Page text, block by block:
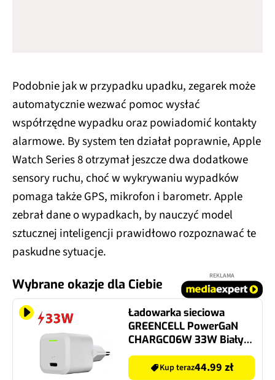
Podobnie jak w przypadku upadku, zegarek może
automatycznie wezwać pomoc wysłać
współrzędne wypadku oraz powiadomić kontakty
alarmowe. By system ten działał poprawnie, Apple
Watch Series 8 otrzymał jeszcze dwa dodatkowe
sensory ruchu, choć w wykrywaniu wypadków
pomaga także GPS, mikrofon i barometr. Apple
zebrał dane o wypadkach, by nauczyć model
sztucznej inteligencji prawidłowo rozpoznawać te
paskudne sytuacje.
Wybrane okazje dla Ciebie
REKLAMA
Ładowarka sieciowa
GREENCELL PowerGaN
CHARGC06W 33W Biały
ładowarka do telefonu
USB-CKup teraz44.99 zł